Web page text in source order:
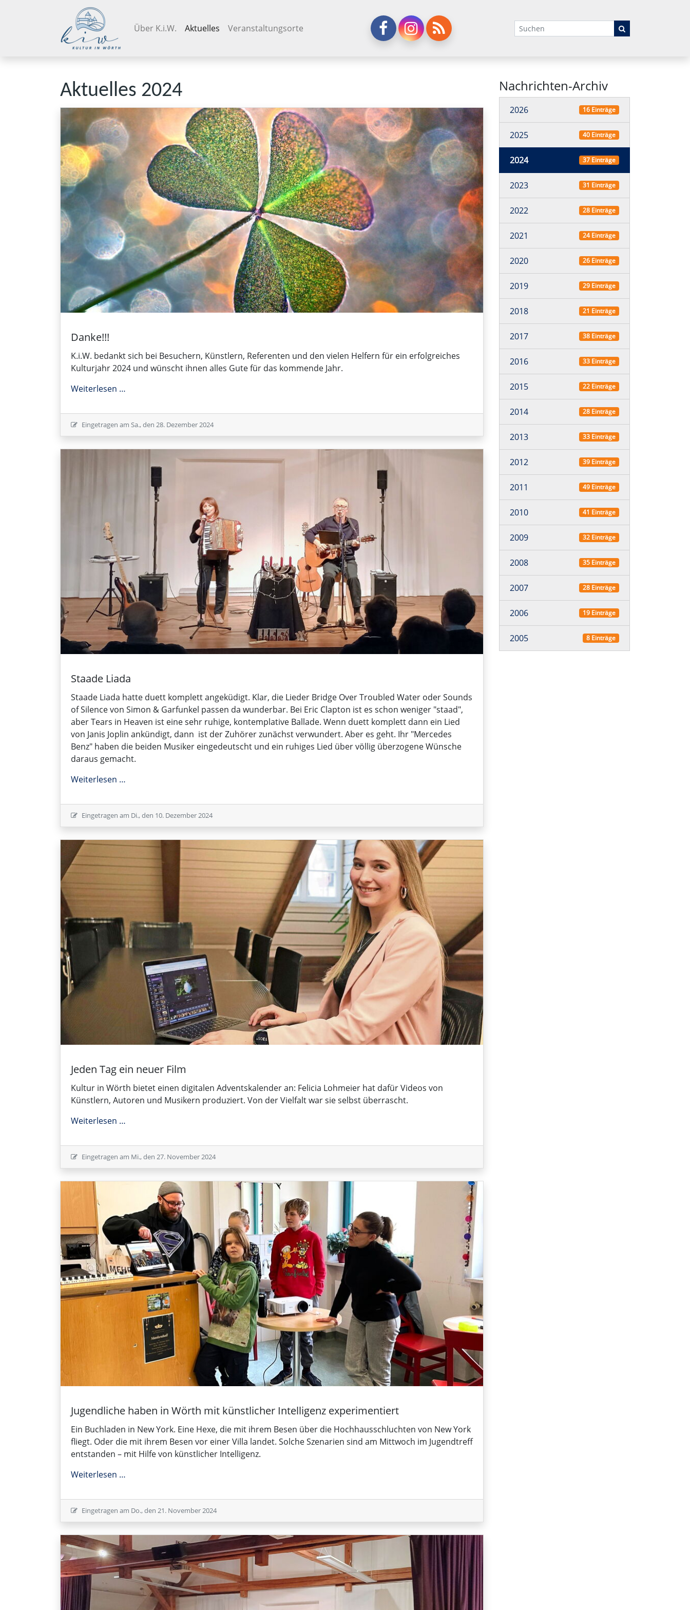
Navigation überspringen
Über K.i.W. Aktuelles Veranstaltungsorte Suchbegriffe
Aktuelles 2024
Danke!!!
K.i.W. bedankt sich bei Besuchern, Künstlern, Referenten und den vielen Helfern für ein erfolgreiches
Kulturjahr 2024 und wünscht ihnen alles Gute für das kommende Jahr.
Weiterlesen …
Eingetragen am Sa., den 28. Dezember 2024
Staade Liada
Staade Liada hatte duett komplett angeküdigt. Klar, die Lieder Bridge Over Troubled Water oder Sounds
of Silence von Simon & Garfunkel passen da wunderbar. Bei Eric Clapton ist es schon weniger "staad",
aber Tears in Heaven ist eine sehr ruhige, kontemplative Ballade. Wenn duett komplett dann ein Lied
von Janis Joplin ankündigt, dann ist der Zuhörer zunächst verwundert. Aber es geht. Ihr "Mercedes
Benz" haben die beiden Musiker eingedeutscht und ein ruhiges Lied über völlig überzogene Wünsche
daraus gemacht.
Weiterlesen …
Eingetragen am Di., den 10. Dezember 2024
Jeden Tag ein neuer Film
Kultur in Wörth bietet einen digitalen Adventskalender an: Felicia Lohmeier hat dafür Videos von
Künstlern, Autoren und Musikern produziert. Von der Vielfalt war sie selbst überrascht.
Weiterlesen …
Eingetragen am Mi., den 27. November 2024
Jugendliche haben in Wörth mit künstlicher Intelligenz experimentiert
Ein Buchladen in New York. Eine Hexe, die mit ihrem Besen über die Hochhausschluchten von New York
fliegt. Oder die mit ihrem Besen vor einer Villa landet. Solche Szenarien sind am Mittwoch im Jugendtreff
entstanden – mit Hilfe von künstlicher Intelligenz.
Weiterlesen …
Eingetragen am Do., den 21. November 2024
Nachrichten-Archiv
2026 16 Einträge
2025 40 Einträge
2024 37 Einträge
2023 31 Einträge
2022 28 Einträge
2021 24 Einträge
2020 26 Einträge
2019 29 Einträge
2018 21 Einträge
2017 38 Einträge
2016 33 Einträge
2015 22 Einträge
2014 28 Einträge
2013 33 Einträge
2012 39 Einträge
2011 49 Einträge
2010 41 Einträge
2009 32 Einträge
2008 35 Einträge
2007 28 Einträge
2006 19 Einträge
2005 8 Einträge